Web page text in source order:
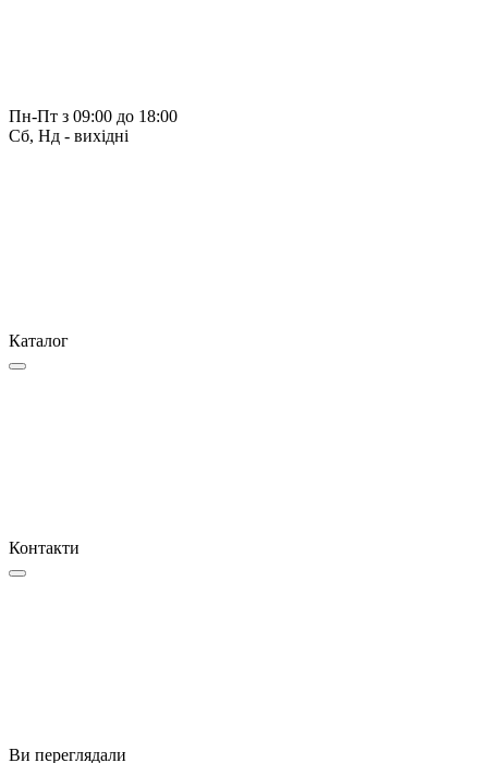
Пн-Пт з 09:00 до 18:00
Сб, Нд - вихідні
Каталог
Контакти
Ви переглядали